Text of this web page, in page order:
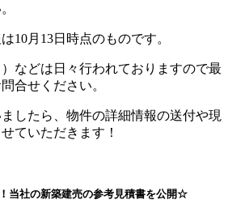
10月13日時点のものです。
などは日々行われておりますので最
合せください。
したら、物件の詳細情報の送付や現
ていただきます！
当社の新築建売の参考見積書を公開☆